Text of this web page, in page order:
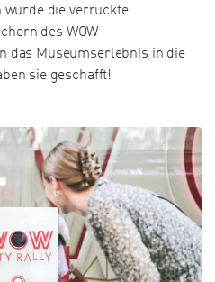
wurde die verrückte
des WOW
das Museumserlebnis in die
sie geschafft!